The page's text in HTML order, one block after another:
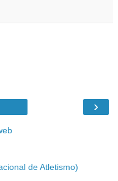
›
de Atletismo)